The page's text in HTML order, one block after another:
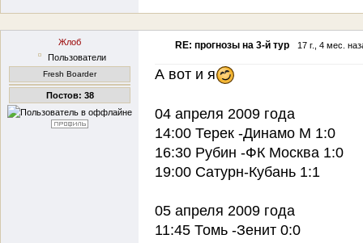
Жлоб
Пользователи
Fresh Boarder
Постов: 38
RE: прогнозы на 3-й тур 17 г., 4 мес.
А вот и я
04 апреля 2009 года
14:00 Терек -Динамо М 1:0
16:30 Рубин -ФК Москва 1:0
19:00 Сатурн-Кубань 1:1
05 апреля 2009 года
11:45 Томь -Зенит 0:0